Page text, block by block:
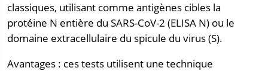
classiques, utilisant comme antigènes cibles la
protéine N entière du SARS-CoV-2 (ELISA N) ou le
domaine extracellulaire du spicule du virus (S).
Avantages : ces tests utilisent une technique